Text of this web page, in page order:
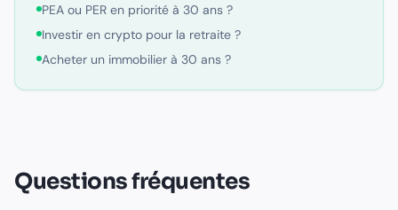
PEA ou PER en priorité à 30 ans ?
Investir en crypto pour la retraite ?
Acheter un immobilier à 30 ans ?
Questions fréquentes